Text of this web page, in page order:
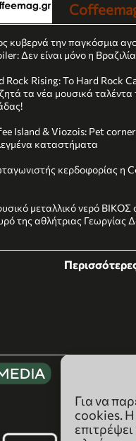
Για να
cookies. Η
κυβερνά την παγκόσμια
Δεν είναι μόνο η
Rock Rising: Το Hard Rock
τα νέα μουσικά ταλέντα
Island & Viozois: Pet
καταστήματα
κερδοφορίας η
μεταλλικό νερό ΒΙΚΟΣ
της αθλήτριας Γεωργίας